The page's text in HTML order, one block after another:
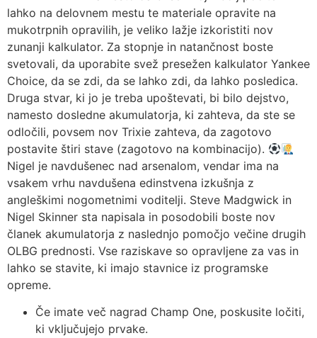
lahko na delovnem mestu te materiale opravite na
mukotrpnih opravilih, je veliko lažje izkoristiti nov
zunanji kalkulator. Za stopnje in natančnost boste
svetovali, da uporabite svež presežen kalkulator Yankee
Choice, da se zdi, da se lahko zdi, da lahko posledica.
Druga stvar, ki jo je treba upoštevati, bi bilo dejstvo,
namesto dosledne akumulatorja, ki zahteva, da ste se
odločili, povsem nov Trixie zahteva, da zagotovo
postavite štiri stave (zagotovo na kombinacijo).
Nigel je navdušenec nad arsenalom, vendar ima na
vsakem vrhu navdušena edinstvena izkušnja z
angleškimi nogometnimi voditelji. Steve Madgwick in
Nigel Skinner sta napisala in posodobili boste nov
članek akumulatorja z naslednjo pomočjo večine drugih
OLBG prednosti. Vse raziskave so opravljene za vas in
lahko se stavite, ki imajo stavnice iz programske
opreme.
Če imate več nagrad Champ One, poskusite ločiti,
ki vključujejo prvake.